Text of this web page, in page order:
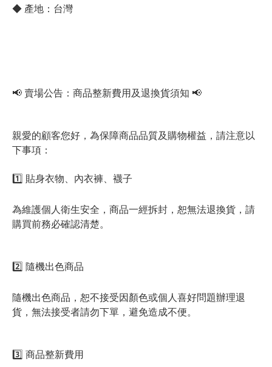
◆ 產地：台灣
📢 賣場公告：商品整新費用及退換貨須知 📢
親愛的顧客您好，為保障商品品質及購物權益，請注意以
下事項：
1️⃣ 貼身衣物、內衣褲、襪子
為維護個人衛生安全，商品一經拆封，恕無法退換貨，請
購買前務必確認清楚。
2️⃣ 隨機出色商品
隨機出色商品，恕不接受因顏色或個人喜好問題辦理退
貨，無法接受者請勿下單，避免造成不便。
3️⃣ 商品整新費用